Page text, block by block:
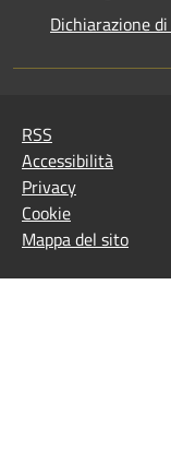
Dichiarazione
RSS
Accessibilità
Privacy
Cookie
Mappa del sito